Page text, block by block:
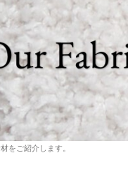
をご紹介します。